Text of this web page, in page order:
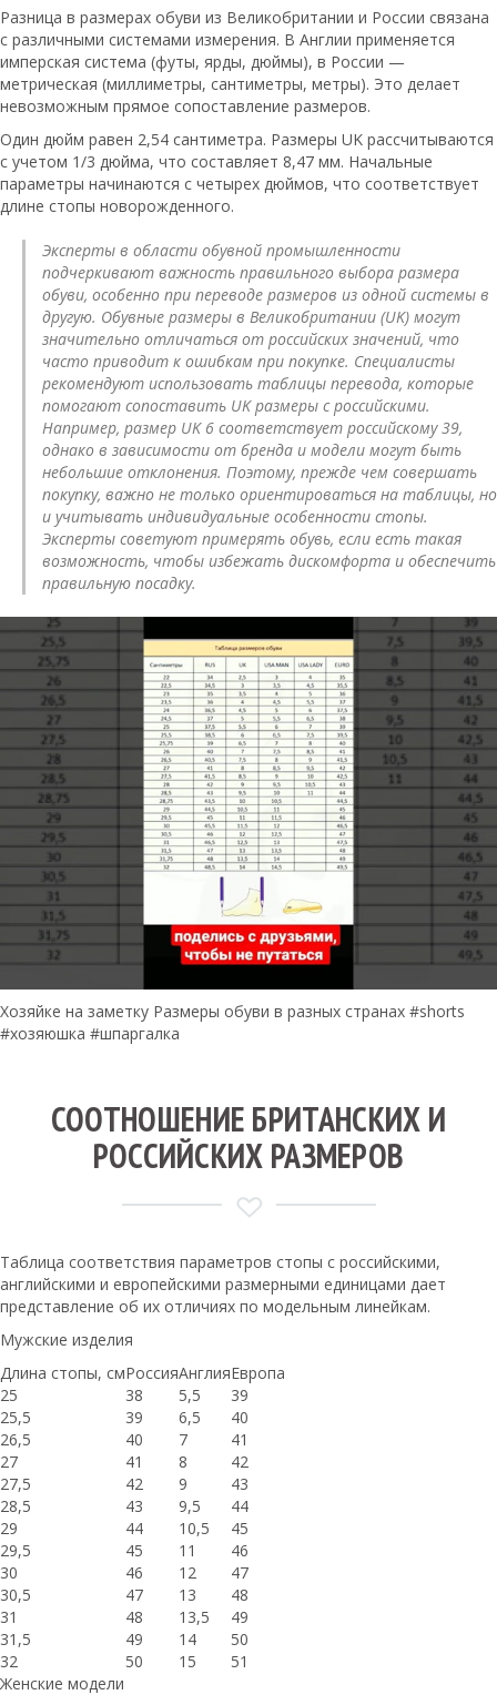
Разница в размерах обуви из Великобритании и России связана
с различными системами измерения. В Англии применяется
имперская система (футы, ярды, дюймы), в России —
метрическая (миллиметры, сантиметры, метры). Это делает
невозможным прямое сопоставление размеров.
Один дюйм равен 2,54 сантиметра. Размеры UK рассчитываются
с учетом 1/3 дюйма, что составляет 8,47 мм. Начальные
параметры начинаются с четырех дюймов, что соответствует
длине стопы новорожденного.
Эксперты в области обувной промышленности
подчеркивают важность правильного выбора размера
обуви, особенно при переводе размеров из одной системы в
другую. Обувные размеры в Великобритании (UK) могут
значительно отличаться от российских значений, что
часто приводит к ошибкам при покупке. Специалисты
рекомендуют использовать таблицы перевода, которые
помогают сопоставить UK размеры с российскими.
Например, размер UK 6 соответствует российскому 39,
однако в зависимости от бренда и модели могут быть
небольшие отклонения. Поэтому, прежде чем совершать
покупку, важно не только ориентироваться на таблицы, но
и учитывать индивидуальные особенности стопы.
Эксперты советуют примерять обувь, если есть такая
возможность, чтобы избежать дискомфорта и обеспечить
правильную посадку.
Хозяйке на заметку Размеры обуви в разных странах #shorts
#хозяюшка #шпаргалка
СООТНОШЕНИЕ БРИТАНСКИХ И
РОССИЙСКИХ РАЗМЕРОВ
Таблица соответствия параметров стопы с российскими,
английскими и европейскими размерными единицами дает
представление об их отличиях по модельным линейкам.
Мужские изделия
Длина стопы, смРоссияАнглияЕвропа
25
38 5,5
39
25,5
39 6,5
40
26,5
40 7
41
27
41 8
42
27,5
42 9
43
28,5
43 9,5
44
29
44 10,5
45
29,5
45 11
46
30
46 12
47
30,5
47 13
48
31
48 13,5
49
31,5
49 14
50
32
50 15
51
Женские модели